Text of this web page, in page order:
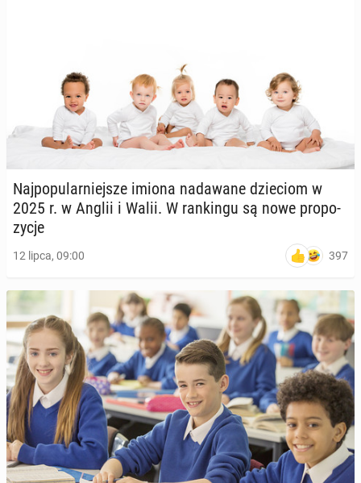
Naj­po­pu­lar­niej­sze imiona nada­wa­ne dzie­ciom w
2025 r. w Anglii i Walii. W ran­kin­gu są nowe pro­po­
zy­cje
12 lipca, 09:00 397